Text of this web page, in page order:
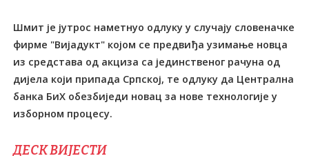
Шмит је јутрос наметнуо одлуку у случају словеначке
фирме "Вијадукт" којом се предвиђа узимање новца
из средстава од акциза са јединственог рачуна од
дијела који припада Српској, те одлуку да Централна
банка БиХ обезбиједи новац за нове технологије у
изборном процесу.
ДЕСК ВИЈЕСТИ